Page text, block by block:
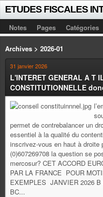
Notes Pages Catégories
Archives > 2026-01
31 janvier 2026
L'INTERET GENERAL A T
CONSTITUTIONNELLE
permet de contrebalancer un
essentiel à la qualité du
inscrivez-vous en haut à droite
(0)607269708 la question se
mercosur? CET ACCORD
PAR LA FRANCE POUR
EXEMPLES JANVIER 2026 B
BC...